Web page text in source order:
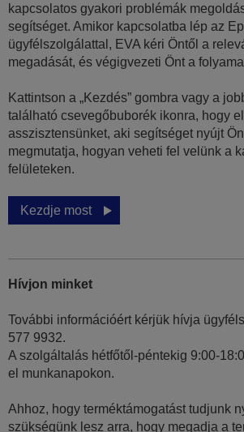
kapcsolatos gyakori problémák
segítséget. Amikor kapcsolatba lép az
ügyfélszolgálattal, EVA kéri Öntől a
megadását, és végigvezeti Önt a
Kattintson a „Kezdés” gombra vagy a
található csevegőbuborék ikonra, hogy
asszisztensünket, aki segítséget nyújt
megmutatja, hogyan veheti fel velünk a
felületeken.
Kezdje most
Hívjon minket
További információért kérjük hívja
577 9932.
A szolgáltalás hétfőtől-péntekig 9:00-
el munkanapokon.
Ahhoz, hogy terméktámogatást tudjunk
szükségünk lesz arra, hogy megadja a